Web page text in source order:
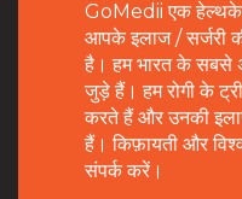
GoMedii एक
आपके इलाज / सर्जरी
है। हम भारत के सबसे
जुड़े हैं। हम रोगी के
करते हैं और उनकी
हैं। किफ़ायती और
संपर्क करें।